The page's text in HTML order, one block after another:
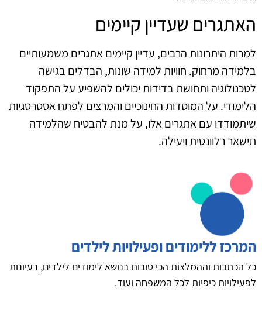
האתגרים שעדיין קיימים
למרות היתרונות הרבים, עדיין קיימים אתגרים משמעותיים
בלמידה מרחוק. חוויות למידה שונות, הבדלים בגישה
לטכנולוגיה ותחושת בדידות יכולים להשפיע על התפקוד
הלימודי. על המוסדות החינוכיים והמרצים לפתח אסטרטגיות
שיתמודדו עם אתגרים אלו, על מנת להבטיח שהלמידה
תישאר רלוונטית ויעילה.
המרכז ללימודים ופעילויות לילדים
כל הכתבות וההמלצות הכי טובות בנושא לימודים לילדים, רעיונות
לפעילויות כיפיות לכל המשפחה ועוד.